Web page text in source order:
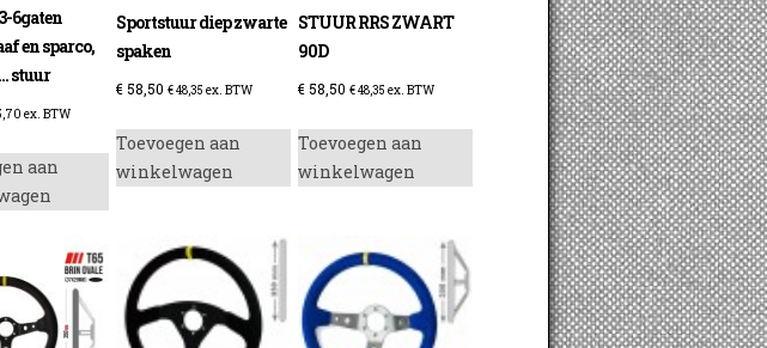
6gaten
en sparco,
stuur
ex. BTW
aan
Sportstuur diep zwarte
spaken
€58,50 €48,35 ex. BTW
Toevoegen aan
winkelwagen
STUUR RRS ZWART
90D
€58,50 €48,35 ex. BTW
Toevoegen aan
winkelwagen